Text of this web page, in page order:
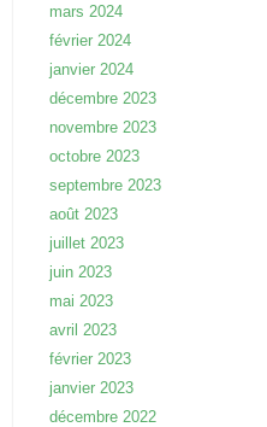
mars 2024
février 2024
janvier 2024
décembre 2023
novembre 2023
octobre 2023
septembre 2023
août 2023
juillet 2023
juin 2023
mai 2023
avril 2023
février 2023
janvier 2023
décembre 2022